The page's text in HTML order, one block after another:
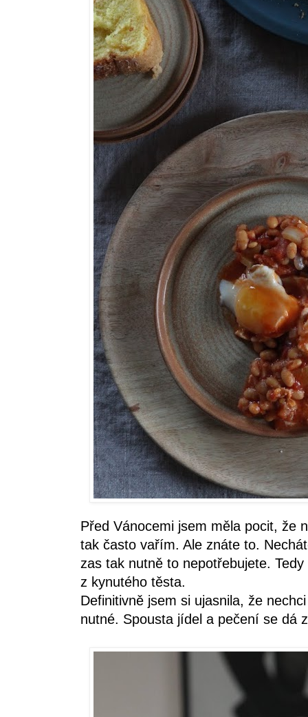
Před Vánocemi jsem měla pocit, že
tak často vařím. Ale znáte to.
zas tak nutně to nepotřebujete.
z kynutého těsta.
Definitivně jsem si ujasnila, že
nutné. Spousta jídel a pečení se dá